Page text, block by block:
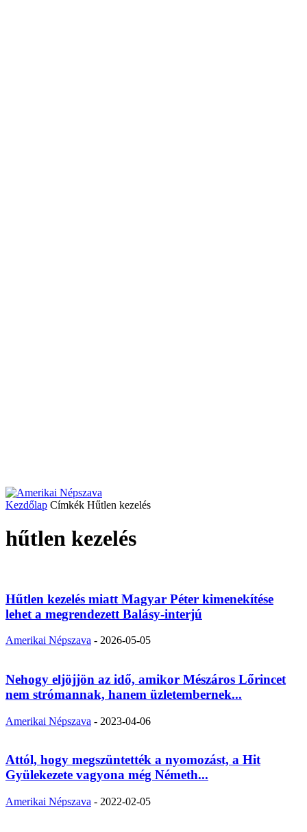
Kezdőlap Címkék Hűtlen kezelés
hűtlen kezelés
Hűtlen kezelés miatt Magyar Péter kimenekítése
lehet a megrendezett Balásy-interjú
Amerikai Népszava - 2026-05-05
Nehogy eljöjjön az idő, amikor Mészáros Lőrincet
nem strómannak, hanem üzletembernek...
Amerikai Népszava - 2023-04-06
Attól, hogy megszüntették a nyomozást, a Hit
Gyülekezete vagyona még Németh...
Amerikai Népszava - 2022-02-05